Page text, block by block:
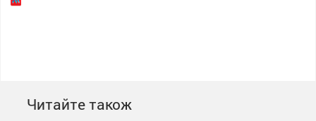
Читайте також